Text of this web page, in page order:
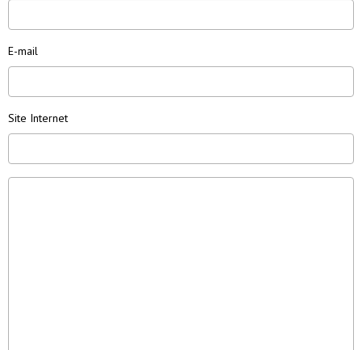
E-mail
Site Internet